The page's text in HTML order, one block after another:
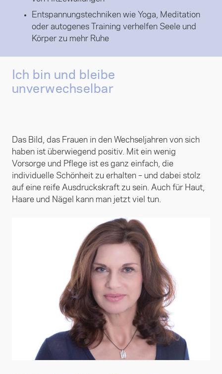
Entspannungstechniken wie Yoga, Meditation
oder autogenes Training verhelfen Seele und
Körper zu mehr Ruhe
Ich bin und bleibe
unverwechselbar
Das Bild, das Frauen in den Wechseljahren von sich
haben ist überwiegend positiv. Mit ein wenig
Vorsorge und Pflege ist es ganz einfach, die
individuelle Schönheit zu erhalten – und dabei stolz
auf eine reife Ausdruckskraft zu sein. Auch für Haut,
Haare und Nägel kann man jetzt viel tun.